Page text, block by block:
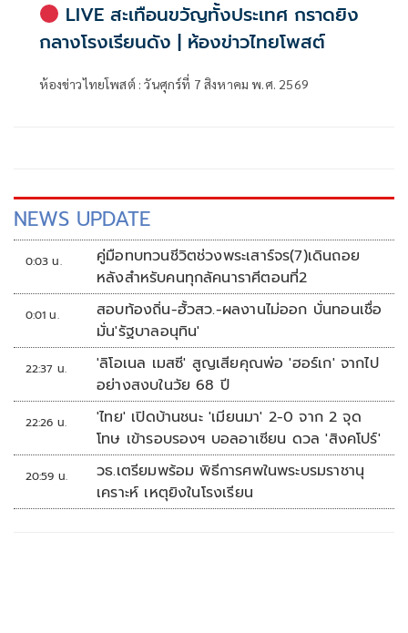
LIVE สะเทือนขวัญทั้งประเทศ กราดยิง
กลางโรงเรียนดัง | ห้องข่าวไทยโพสต์
ห้องข่าวไทยโพสต์ : วันศุกร์ที่ 7 สิงหาคม พ.ศ. 2569
NEWS UPDATE
0:03 น.
คู่มือทบทวนชีวิตช่วงพระเสาร์จร(7)เดินถอย
หลังสำหรับคนทุกลัคนาราศีตอนที่2
0:01 น.
สอบท้องถิ่น-ฮั้วสว.-ผลงานไม่ออก บั่นทอนเชื่อ
มั่น'รัฐบาลอนุทิน'
22:37 น.
'ลิโอเนล เมสซี' สูญเสียคุณพ่อ 'ฮอร์เก' จากไป
อย่างสงบในวัย 68 ปี
22:26 น.
'ไทย' เปิดบ้านชนะ 'เมียนมา' 2-0 จาก 2 จุด
โทษ เข้ารอบรองฯ บอลอาเซียน ดวล 'สิงคโปร์'
20:59 น.
วธ.เตรียมพร้อม พิธีการศพในพระบรมราชานุ
เคราะห์ เหตุยิงในโรงเรียน